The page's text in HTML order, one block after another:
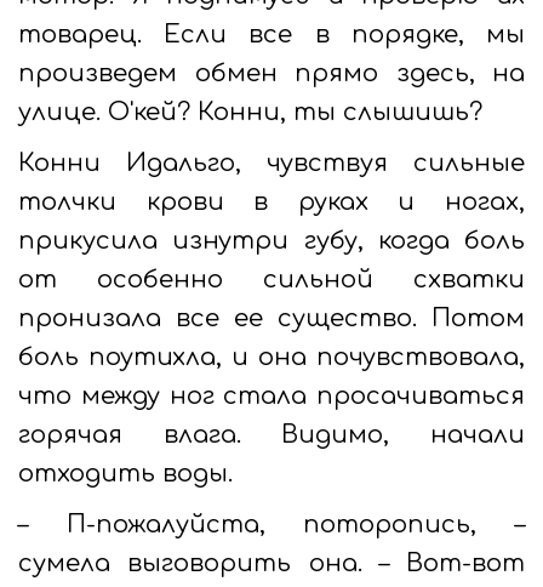
товарец. Если все в порядке, мы
произведем обмен прямо здесь, на
улице. О'кей? Конни, ты слышишь?
Конни Идальго, чувствуя сильные
толчки крови в руках и ногах,
прикусила изнутри губу, когда боль
от особенно сильной схватки
пронизала все ее существо. Потом
боль поутихла, и она почувствовала,
что между ног стала просачиваться
горячая влага. Видимо, начали
отходить воды.
– П-пожалуйста, поторопись, –
сумела выговорить она. – Вот-вот